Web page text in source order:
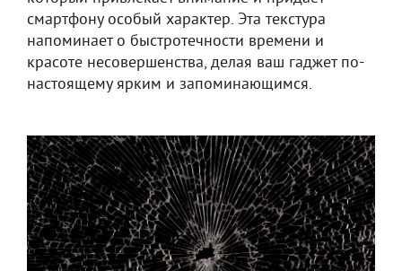
смартфону особый характер. Эта текстура
напоминает о быстротечности времени и
красоте несовершенства, делая ваш гаджет по-
настоящему ярким и запоминающимся.